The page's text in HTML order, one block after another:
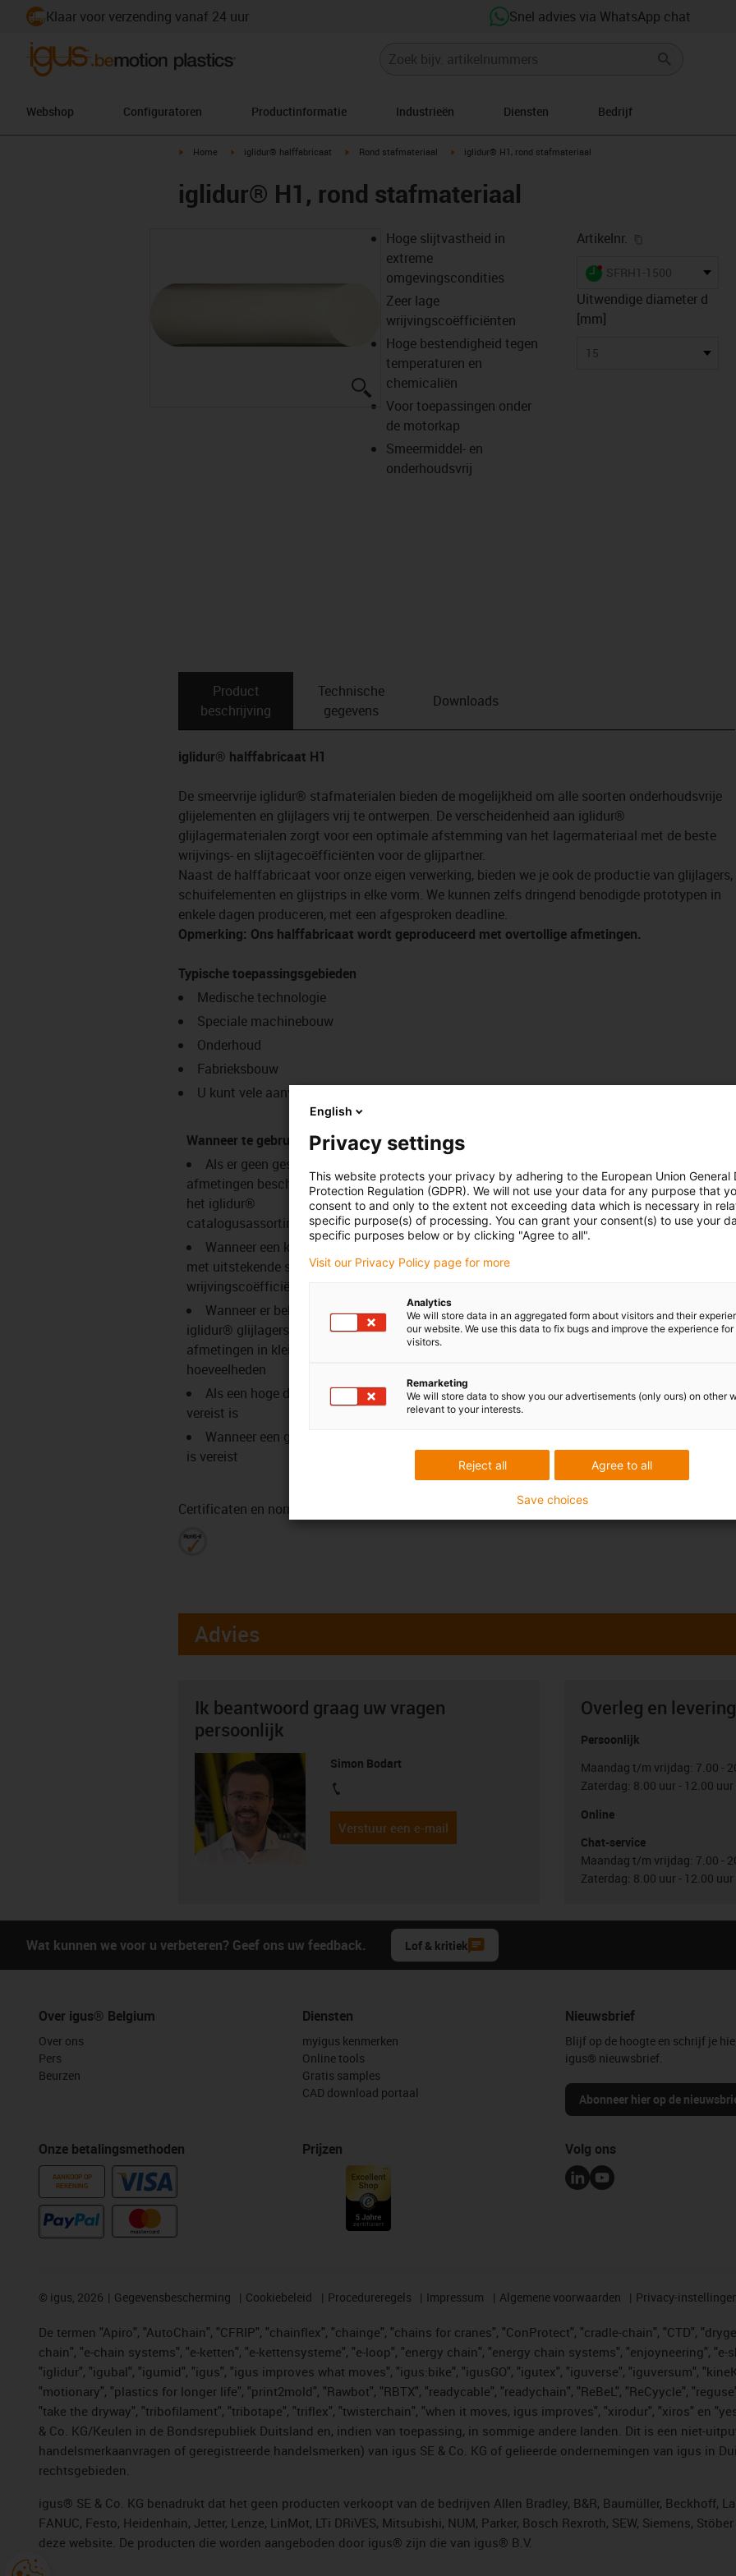
Klaar voor verzending vanaf 24 uur Snel advies via WhatsApp chat
Webshop Configuratoren Productinformatie Industrieën Diensten Bedrijf
igus-icon-arrow-right
Home igus-icon-arrow-right
iglidur® halffabricaat igus-icon-arrow-right
Rond stafmateriaal igus-icon-arrow-right
iglidur® H1, rond stafmateriaal
iglidur® H1, rond stafmateriaal
igus-icon-lupe
Hoge slijtvastheid in
extreme
omgevingscondities
Zeer lage
wrijvingscoëfficiënten
Hoge bestendigheid tegen
temperaturen en
chemicaliën
Voor toepassingen onder
de motorkap
Smeermiddel- en
onderhoudsvrij
Artikelnr.
igus-icon-lieferzeit-dot
SFRH1-1500
Uitwendige diameter d
[mm]
15
Product
beschrijving
Technische
gegevens
Downloads
iglidur® halffabricaat H1
De smeervrije iglidur® stafmaterialen bieden de mogelijkheid om alle soorten onderhoudsvrije
glijelementen en glijlagers vrij te ontwerpen. De verscheidenheid aan iglidur®
glijlagermaterialen zorgt voor een optimale afstemming van het lagermateriaal met de beste
wrijvings- en slijtagecoëfficiënten voor de glijpartner.
Naast de halffabricaat voor onze eigen verwerking, bieden we je ook de productie van glijlagers,
schuifelementen en glijstrips in elke vorm. We kunnen zelfs dringend benodigde prototypen in
enkele dagen produceren, met een afgesproken deadline.
Opmerking: Ons halffabricaat wordt geproduceerd met overtollige afmetingen.
Typische toepassingsgebieden
Medische technologie
Speciale machinebouw
Onderhoud
Fabrieksbouw
U kunt vele aanvullende toepassingsgebieden vinden op onze[Link id="9"]
Wanneer te gebruiken?
Als er geen geschikte
afmetingen beschikbaar zijn in
het iglidur®
catalogusassortiment
Wanneer een kunststof staaf
met uitstekende slijtage- en
wrijvingscoëfficiënten nodig is
Wanneer er behoefte is aan
iglidur® glijlagers in speciale
afmetingen in kleine
hoeveelheden
Als een hoge druksterkte
vereist is
Wanneer een grote flexibiliteit
is vereist
Wanneer niet gebruiken?
Als er een geschikt iglidur® standaard
cataloguslager beschikbaar is
Wanneer een iglidur® glijlager in speciale
Als er geen halffabricaat van technische
kunststoffen nodig is en een halffabricaat zonder
tribologische eigenschappen voldoende is voor de
Gebruik onze filteropties om het geschikte product te
vinden
Certificaten en normen
Advies
Ik beantwoord graag uw vragen
persoonlijk
Simon Bodart
igus-icon-phone
Verstuur een e-mail
Overleg en levering
Persoonlijk
Maandag t/m vrijdag: 7.00 -
Zaterdag: 8.00 uur - 12.00 uur
Online
Chat-service
Maandag t/m vrijdag: 7.00 -
Zaterdag: 8.00 uur - 12.00 uur
Wat kunnen we voor u verbeteren? Geef ons uw feedback. Lof & kritiek
Over igus® Belgium
Over ons
Pers
Beurzen
Onze betalingsmethoden
AANKOOP OP
REKENING
Diensten
myigus kenmerken
Online tools
Gratis samples
CAD download portaal
Prijzen
Nieuwsbrief
Blijf op de hoogte en schrijf je
igus® nieuwsbrief.
Abonneer hier op de
Volg ons
© igus, 2026 Gegevensbescherming Cookiebeleid Procedureregels Impressum Algemene voorwaarden Privacy-
De termen "Apiro", "AutoChain", "CFRIP", "chainflex", "chainge", "chains for cranes", "ConProtect", "cradle-chain", "CTD",
chain", "e-chain systems", "e-ketten", "e-kettensysteme", "e-loop", "energy chain", "energy chain systems", "enjoyneering", "e-
"iglidur", "igubal", "igumid", "igus", "igus improves what moves", "igus:bike", "igusGO", "igutex", "iguverse", "iguversum",
"motionary", "plastics for longer life", "print2mold", "Rawbot", "RBTX", "readycable", "readychain", "ReBeL", "ReCyycle",
"take the dryway", "tribofilament", "tribotape", "triflex", "twisterchain", "when it moves, igus improves", "xirodur", "xiros" en
& Co. KG/Keulen in de Bondsrepubliek Duitsland en, indien van toepassing, in sommige andere landen. Dit is een niet-
handelsmerkaanvragen of geregistreerde handelsmerken) van igus SE & Co. KG of gelieerde ondernemingen van igus in
rechtsgebieden.
igus® SE & Co. KG benadrukt dat het geen producten verkoopt van de bedrijven Allen Bradley, B&R, Baumüller, Beckhoff,
FANUC, Festo, Heidenhain, Jetter, Lenze, LinMot, LTi DRiVES, Mitsubishi, NUM, Parker, Bosch Rexroth, SEW, Siemens,
deze website. De producten die worden aangeboden door igus® zijn die van igus® B.V.
English
Privacy settings
This website protects your privacy by adhering to the European Union General
Protection Regulation (GDPR). We will not use your data for any purpose that
consent to and only to the extent not exceeding data which is necessary in
specific purpose(s) of processing. You can grant your consent(s) to use your
specific purposes below or by clicking "Agree to all".
Visit our Privacy Policy page for more
Analytics
We will store data in an aggregated form about visitors and their
our website. We use this data to fix bugs and improve the experience for
visitors.
Remarketing
We will store data to show you our advertisements (only ours) on other
relevant to your interests.
Agree to all
Reject all
Save choices